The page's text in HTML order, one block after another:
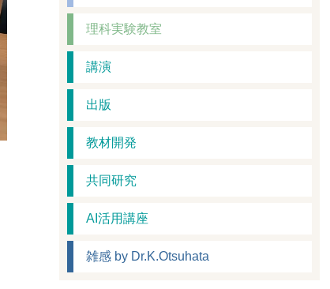
理科実験教室
講演
出版
教材開発
共同研究
AI活用講座
雑感 by Dr.K.Otsuhata